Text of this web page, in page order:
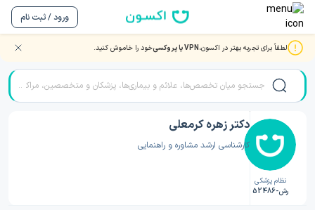
ورود / ثبت نام
لطفاً برای تجربه بهتر در اکسون،VPN یا پروکسی خود را خاموش کنید. صفحه اصلی/دکتر روانشناسی/دکتر زهره کرمعلی
نظام پزشکی
رش-52486
دکتر زهره کرمعلی
کارشناسی ارشد مشاوره و راهنمایی